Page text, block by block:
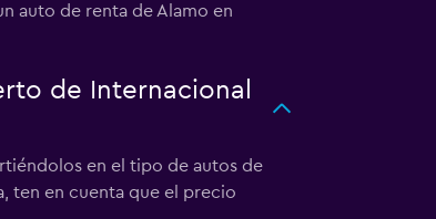
auto de renta de Alamo en
de Internacional
en el tipo de autos de
ten en cuenta que el precio